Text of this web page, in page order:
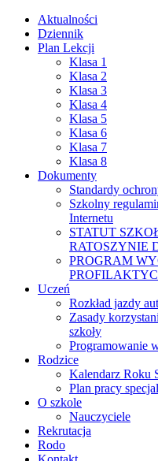
Aktualności
Dziennik
Plan Lekcji
Klasa 1
Klasa 2
Klasa 3
Klasa 4
Klasa 5
Klasa 6
Klasa 7
Klasa 8
Dokumenty
Standardy
Szkolny
Internetu
STATUT
RATOSZYNIE
PROGRAM
Uczeń
Rozkład jazdy
Zasady
szkoły
Programowanie
Rodzice
Kalendarz Roku
Plan pracy
O szkole
Nauczyciele
Rekrutacja
Rodo